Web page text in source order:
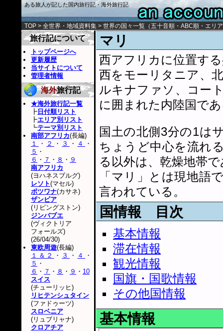
ある旅人が記した国内旅行記・海外旅行記
TOP > 全世界・地域資料集 > 世界の国々一覧 （五十音順 ・ ABC順 ・ エリ
マリ
西アフリカに位置す
西をモーリタニア、
ルキナファソ、コー
に囲まれた内陸国で
国土の北側3分の1は
ちょうど中心を流れ
る以外は、乾燥地帯
「マリ」とは現地語
言われている。
国情報 目次
基本情報
滞在情報
観光情報
国旗・国歌情報
その他国情報
基本情報
旅行記について
トップページへ
更新履歴
当サイトについて
管理者情報
海外旅行記
★海外旅行記一覧
┣ 日付順リスト
┣エリア別リスト
┗テーマ別リスト
南部アフリカ(長編)
１
・ ２ ・ ３ ・ ４
・
５ ・
６ ・ ７ ・ ８ ・ ９
南アフリカ
(ヨハネスブルグ)
レソト(マセル)
ボツワナ(カサネ)
ザンビア
(リビングストン)
ジンバブエ
(ヴィクトリア
フォールズ)
(26/04/30)
東欧周遊(長編)
１＆２
・ ３ ・ ４
・
５ ・
６ ・ ７ ・ ８ ・ ９ ・ 10
スイス
(チューリッヒ)
リヒテンシュタイン
(ファドゥーツ)
スロベニア
(リュブリャナ)
クロアチア